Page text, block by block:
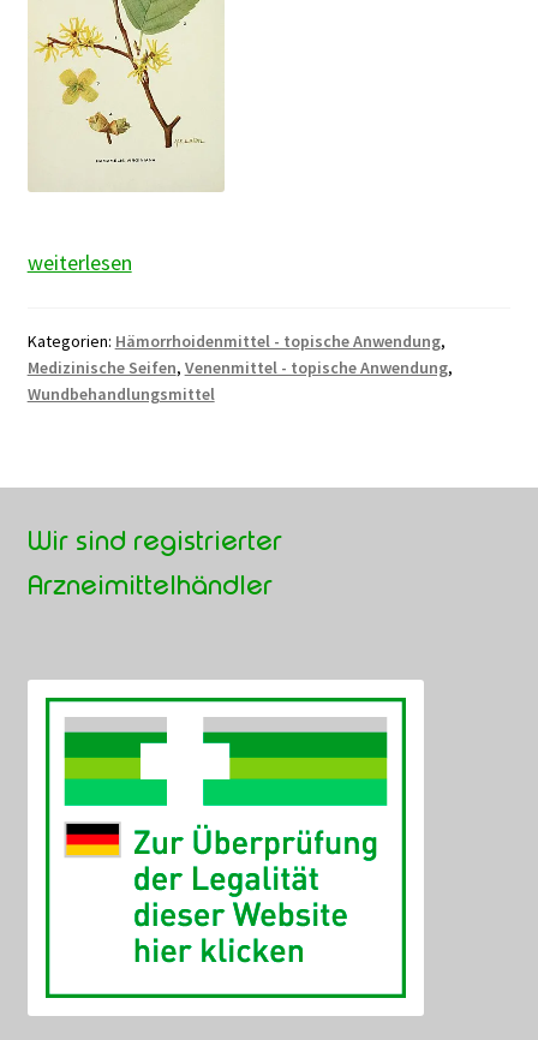
Hamamelis
weiterlesen
Kategorien: Hämorrhoidenmittel - topische Anwendung,
Medizinische Seifen, Venenmittel - topische Anwendung,
Wundbehandlungsmittel
Wir sind registrierter
Arzneimittelhändler